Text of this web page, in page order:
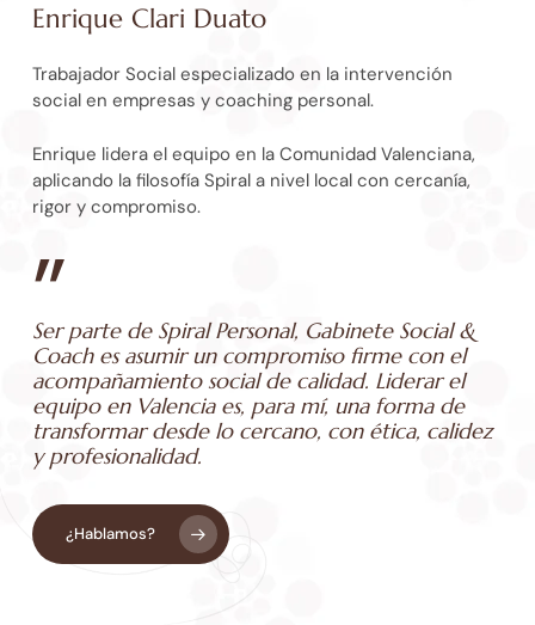
Enrique Clari Duato
Trabajador Social especializado en la intervención
social en empresas y coaching personal.
Enrique lidera el equipo en la Comunidad Valenciana,
aplicando la filosofía Spiral a nivel local con cercanía,
rigor y compromiso.
”
Ser parte de Spiral Personal, Gabinete Social &
Coach es asumir un compromiso firme con el
acompañamiento social de calidad. Liderar el
equipo en Valencia es, para mí, una forma de
transformar desde lo cercano, con ética, calidez
y profesionalidad.
¿Hablamos?